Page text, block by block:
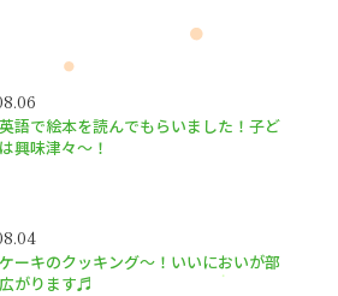
語で絵本を読んでもらいました！子ど
興味津々〜！
ーキのクッキング～！いいにおいが部
がります♬